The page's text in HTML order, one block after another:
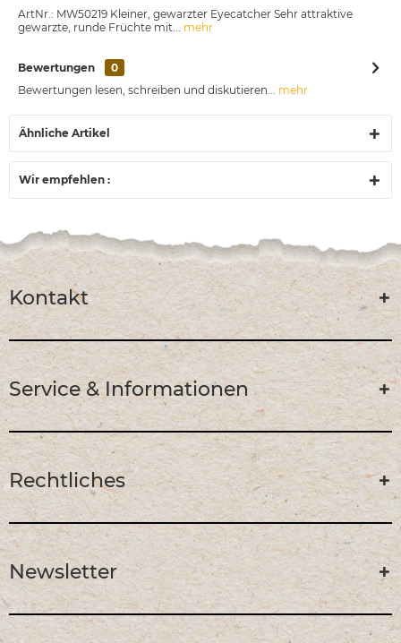
ArtNr.: MW50219 Kleiner, gewarzter Eyecatcher Sehr attraktive
gewarzte, runde Früchte mit... mehr
Bewertungen
0
Bewertungen lesen, schreiben und diskutieren... mehr
Ähnliche Artikel
Wir empfehlen :
Kontakt
Service & Informationen
Rechtliches
Newsletter